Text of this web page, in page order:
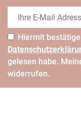
Hiermit
gelesen habe.
widerrufen.